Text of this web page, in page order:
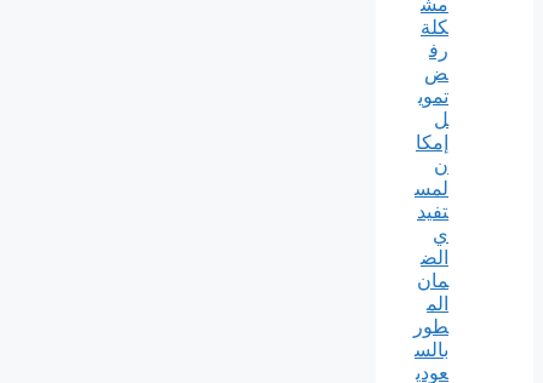
كلة
رف
ض
تموي
ل
إمكا
ن
لمس
تفيد
ي
الض
مان
الم
طور
بالس
عودي